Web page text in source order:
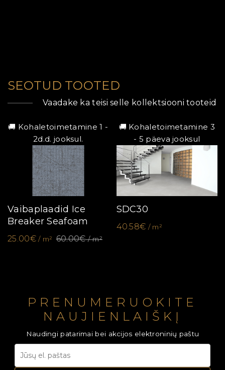
SEOTUD TOOTED
Vaadake ka teisi selle kollektsiooni tooteid
🚚 Kohaletoimetamine 1 -
2d.d. jooksul.
Vaibaplaadid Ice
Breaker Seafoam
25.00€/ m² 60.00€/ m²
🚚 Kohaletoimetamine 3
- 5 päeva jooksul
SDC30
40.58€ / m²
PRENUMERUOKITE
NAUJIENLAIŠKĮ
Naudingi patarimai bei akcijos elektroninių paštu